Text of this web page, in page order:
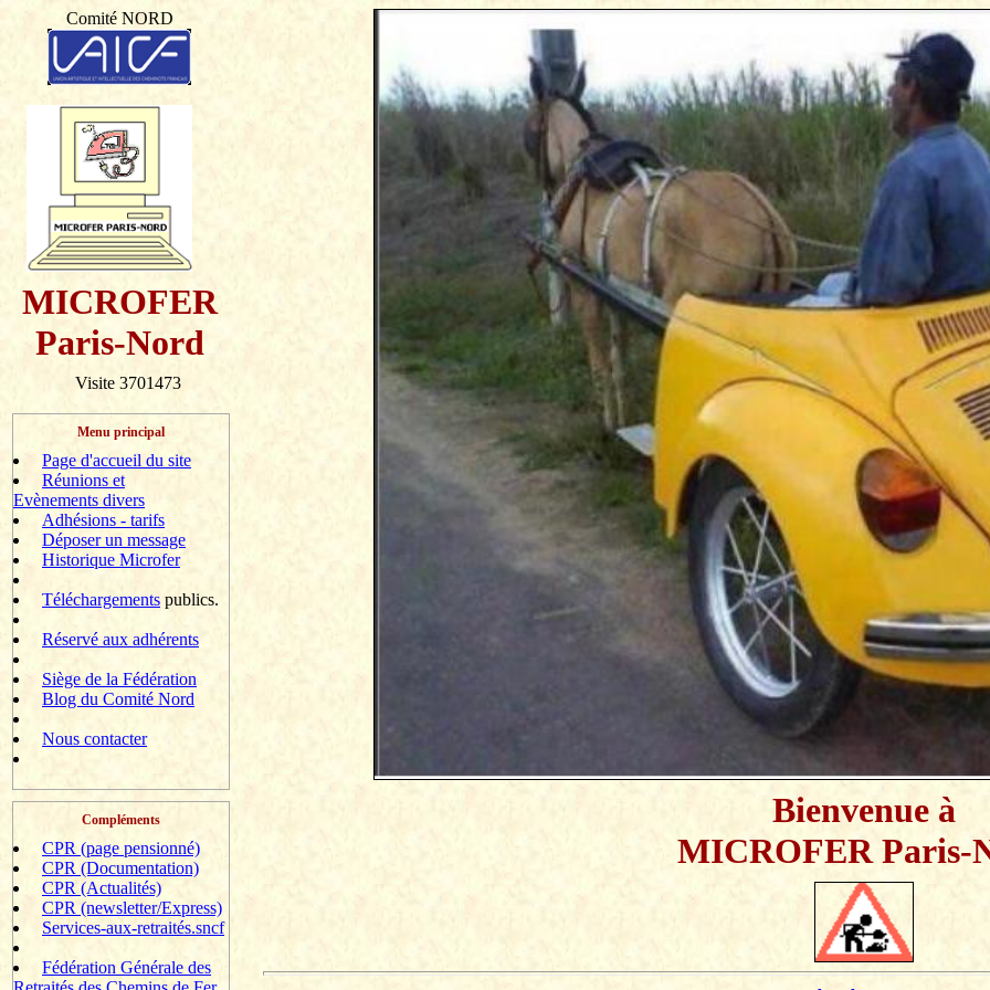
Comité NORD
MICROFER
Paris-Nord
Visite 3701473
Menu principal
Page d'accueil du site
Réunions et
Evènements divers
Adhésions - tarifs
Déposer un message
Historique Microfer
Téléchargements publics.
Réservé aux adhérents
Siège de la Fédération
Blog du Comité Nord
Nous contacter
Compléments
CPR (page pensionné)
CPR (Documentation)
CPR (Actualités)
CPR (newsletter/Express)
Services-aux-retraités.sncf
Fédération Générale des
Bienvenue à
MICROFER Paris-